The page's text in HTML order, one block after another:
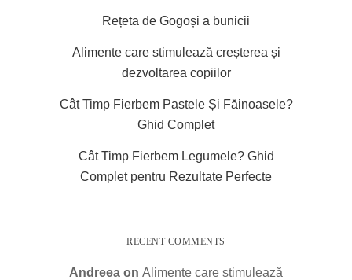
Rețeta de Gogoși a bunicii
Alimente care stimulează creșterea și
dezvoltarea copiilor
Cât Timp Fierbem Pastele Și Făinoasele?
Ghid Complet
Cât Timp Fierbem Legumele? Ghid
Complet pentru Rezultate Perfecte
RECENT COMMENTS
Andreea on Alimente care stimulează